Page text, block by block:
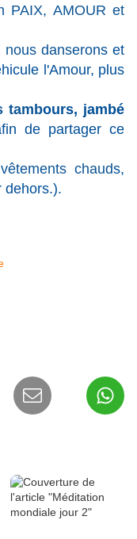
PAIX, AMOUR et
nous danserons et
l'Amour, plus
tambours, jambé
de partager ce
chauds,
dehors.).